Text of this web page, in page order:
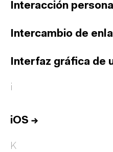
Interacción
Intercambio de
Interfaz gráfica de
i
iOS →
K